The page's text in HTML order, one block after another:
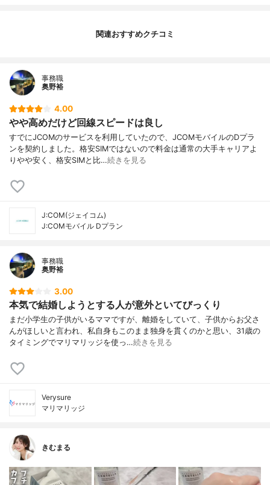
関連おすすめクチコミ
事務職
奥野裕
4.00
やや高めだけど回線スピードは良し
すでにJCOMのサービスを利用していたので、JCOMモバイルのDプラ
ンを契約しました。格安SIMではないので料金は通常の大手キャリアよ
りやや安く、格安SIMと比…続きを見る
J:COM(ジェイコム)
J:COMモバイル Dプラン
事務職
奥野裕
3.00
本気で結婚しようとする人が意外といてびっくり
まだ小学生の子供がいるママですが、離婚をしていて、子供からお父さ
んがほしいと言われ、私自身もこのまま独身を貫くのかと思い、31歳の
タイミングでマリマリッジを使っ…続きを見る
Verysure
マリマリッジ
きむまる